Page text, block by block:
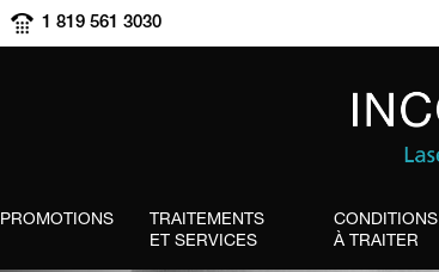
PROMOTIONS
TRAITEMENTS
ET SERVICES
CONDITIONS
À TRAITER
1 819 561 3030